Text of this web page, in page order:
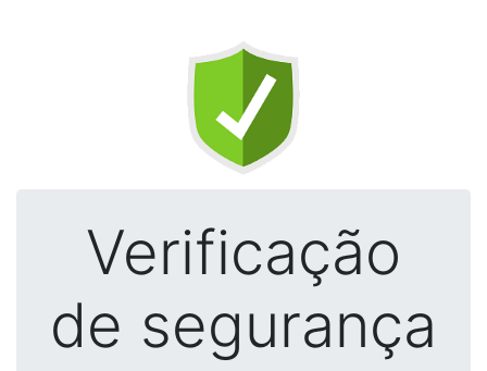
Verificação
de segurança